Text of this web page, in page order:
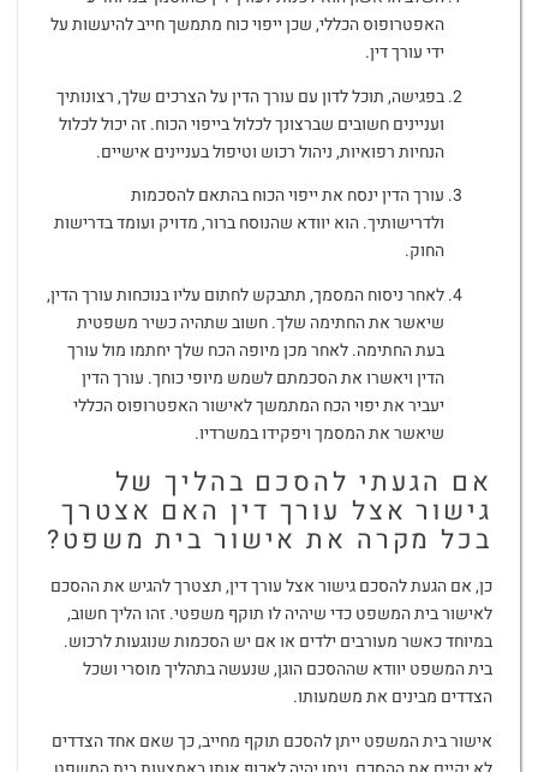
האפטרופוס הכללי, שכן ייפוי כוח מתמשך חייב להיעשות על
ידי עורך דין.
בפגישה, תוכל לדון עם עורך הדין על הצרכים שלך, רצונותיך
ועניינים חשובים שברצונך לכלול בייפוי הכוח. זה יכול לכלול
הנחיות רפואיות, ניהול רכוש וטיפול בעניינים אישיים.
עורך הדין ינסח את ייפוי הכוח בהתאם להסכמות
ולדרישותיך. הוא יוודא שהנוסח ברור, מדויק ועומד בדרישות
החוק.
לאחר ניסוח המסמך, תתבקש לחתום עליו בנוכחות עורך הדין,
שיאשר את החתימה שלך. חשוב שתהיה כשיר משפטית
בעת החתימה. לאחר מכן מיופה הכח שלך יחתמו מול עורך
הדין ויאשרו את הסכמתם לשמש מיופי כוחך. עורך הדין
יעביר את יפוי הכח המתמשך לאישור האפטרופוס הכללי
שיאשר את המסמך ויפקידו במשרדיו.
אם הגעתי להסכם בהליך של
גישור אצל עורך דין האם אצטרך
בכל מקרה את אישור בית משפט?
כן, אם הגעת להסכם גישור אצל עורך דין, תצטרך להגיש את ההסכם
לאישור בית המשפט כדי שיהיה לו תוקף משפטי. זהו הליך חשוב,
במיוחד כאשר מעורבים ילדים או אם יש הסכמות שנוגעות לרכוש.
בית המשפט יוודא שההסכם הוגן, שנעשה בתהליך מוסרי ושכל
הצדדים מבינים את משמעותו.
אישור בית המשפט ייתן להסכם תוקף מחייב, כך שאם אחד הצדדים